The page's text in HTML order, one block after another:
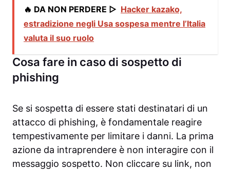
🔥 DA NON PERDERE ▷ Hacker kazako,
estradizione negli Usa sospesa mentre l’Italia
valuta il suo ruolo
Cosa fare in caso di sospetto di
phishing
Se si sospetta di essere stati destinatari di un
attacco di phishing, è fondamentale reagire
tempestivamente per limitare i danni. La prima
azione da intraprendere è non interagire con il
messaggio sospetto. Non cliccare su link, non